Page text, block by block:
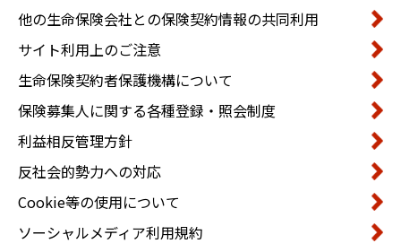
他の生命保険会社との保険契約情報の共同利用
サイト利用上のご注意
生命保険契約者保護機構について
保険募集人に関する各種登録・照会制度
利益相反管理方針
反社会的勢力への対応
Cookie等の使用について
ソーシャルメディア利用規約